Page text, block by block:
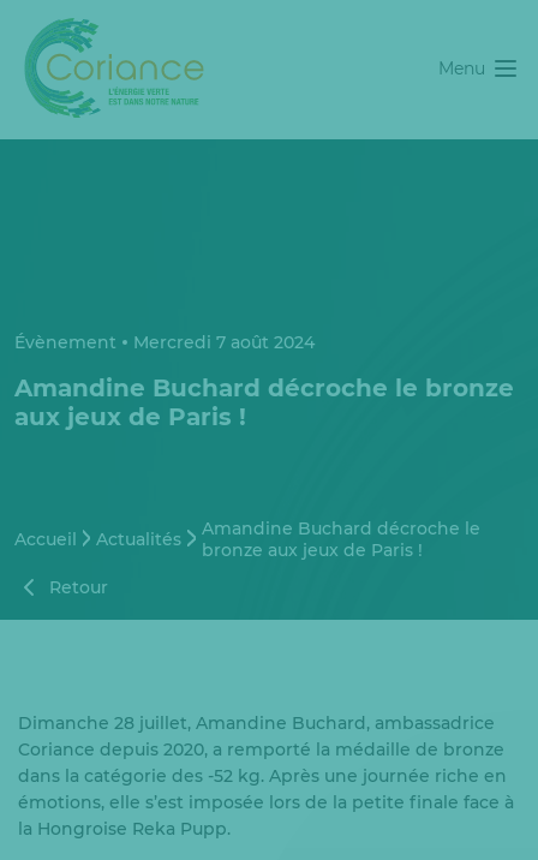
Menu
Évènement Mercredi 7 août 2024
Amandine Buchard décroche le bronze
aux jeux de Paris !
Accueil Actualités
Amandine Buchard décroche le
bronze aux jeux de Paris !
Retour
Dimanche 28 juillet, Amandine Buchard, ambassadrice
Coriance depuis 2020, a remporté la médaille de bronze
dans la catégorie des -52 kg. Après une journée riche en
émotions, elle s’est imposée lors de la petite finale face à
la Hongroise Reka Pupp.